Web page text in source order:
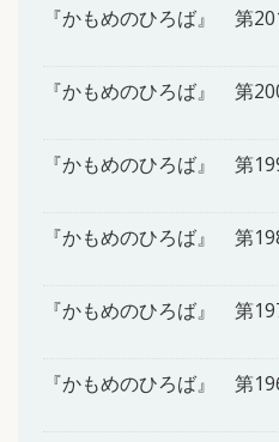
『かもめのひろば』 第
『かもめのひろば』 第
『かもめのひろば』 第
『かもめのひろば』 第
『かもめのひろば』 第
『かもめのひろば』 第